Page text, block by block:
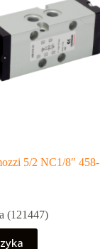
5/2 NC1/8″ 458-
(121447)